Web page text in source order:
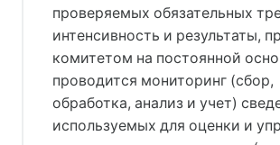
проверяемых обязательных
интенсивность и результаты,
комитетом на постоянной
проводится мониторинг (сбор,
обработка, анализ и учет)
используемых для оценки и